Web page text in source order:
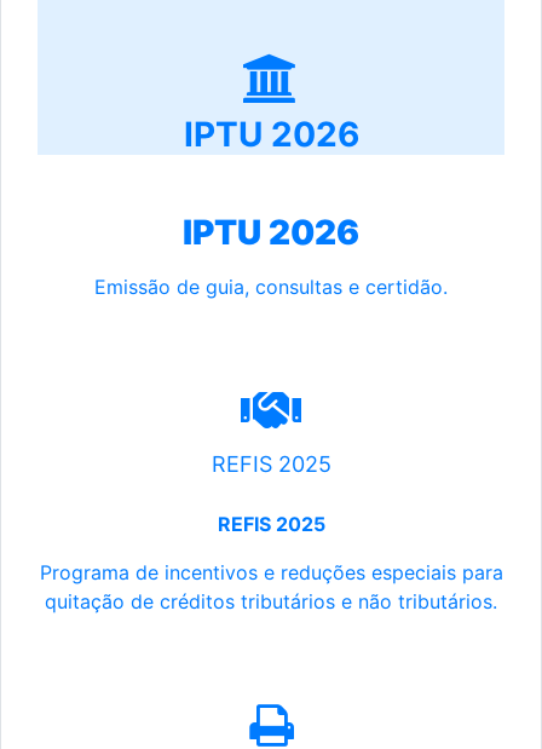
IPTU 2026
IPTU 2026
Emissão de guia, consultas e certidão.
REFIS 2025
REFIS 2025
Programa de incentivos e reduções especiais para
quitação de créditos tributários e não tributários.